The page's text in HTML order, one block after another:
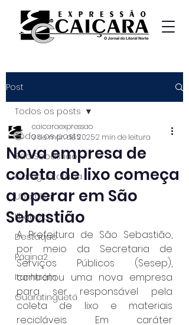
Post
Todos os posts
São Sebastião
Caraguatatuba
Ubatuba
Ilhabela
Destaque
Página2
Itanhaém
Guaratinguetá
Todos os posts
Nova empresa de
coleta de lixo começa
a operar em São
Sebastião
caicaraexpressao
3 de mar. de 20252 min de leitura
A Prefeitura de São Sebastião,
por meio da Secretaria de
Serviços Públicos (Sesep),
contratou uma nova empresa
para ser responsável pela
coleta de lixo e materiais
recicláveis. Em caráter